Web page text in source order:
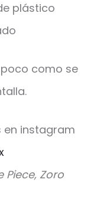
plástico
como se
en instagram
Piece, Zoro